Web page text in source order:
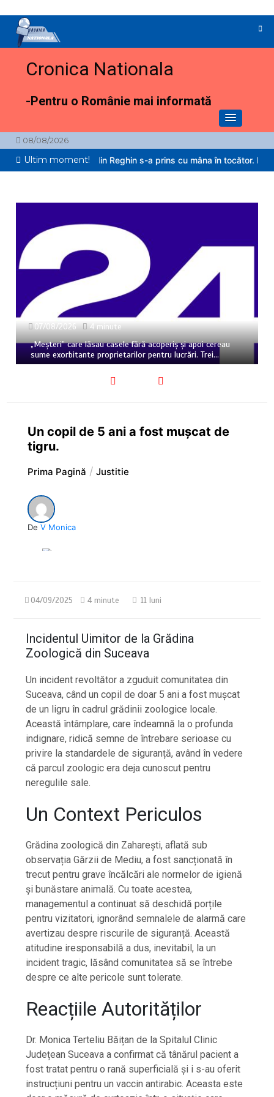
conținut
Cronica Nationala
-Pentru o Românie mai informată
08/08/2026
Ultim moment!
Un copil de 2 ani din Reghin s-a prins cu mâna în tocător.
07/08/2026 4 minute
„Meșteri” care lăsau casele fără acoperiș și apoi cereau
sume exorbitante proprietarilor pentru lucrări. Trei…
Un copil de 5 ani a fost mușcat de
tigru.
Prima Pagină Justitie
De V Monica
04/09/2025 4 minute 11 luni
Incidentul Uimitor de la Grădina
Zoologică din Suceava
Un incident revoltător a zguduit comunitatea din
Suceava, când un copil de doar 5 ani a fost mușcat
de un ligru în cadrul grădinii zoologice locale.
Această întâmplare, care îndeamnă la o profunda
indignare, ridică semne de întrebare serioase cu
privire la standardele de siguranță, având în vedere
că parcul zoologic era deja cunoscut pentru
neregulile sale.
Un Context Periculos
Grădina zoologică din Zaharești, aflată sub
observația Gărzii de Mediu, a fost sancționată în
trecut pentru grave încălcări ale normelor de igienă
și bunăstare animală. Cu toate acestea,
managementul a continuat să deschidă porțile
pentru vizitatori, ignorând semnalele de alarmă care
avertizau despre riscurile de siguranță. Această
atitudine iresponsabilă a dus, inevitabil, la un
incident tragic, lăsând comunitatea să se întrebe
despre ce alte pericole sunt tolerate.
Reacțiile Autorităților
Dr. Monica Terteliu Băițan de la Spitalul Clinic
Județean Suceava a confirmat că tânărul pacient a
fost tratat pentru o rană superficială și i s-au oferit
instrucțiuni pentru un vaccin antirabic. Aceasta este